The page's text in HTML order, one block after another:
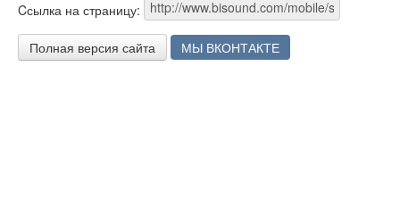
Cсылка на страницу:
Полная версия сайта МЫ ВКОНТАКТЕ